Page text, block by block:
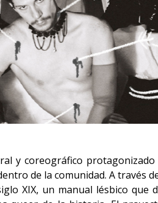
y coreográfico
de la comunidad. A través
XIX, un manual lésbico